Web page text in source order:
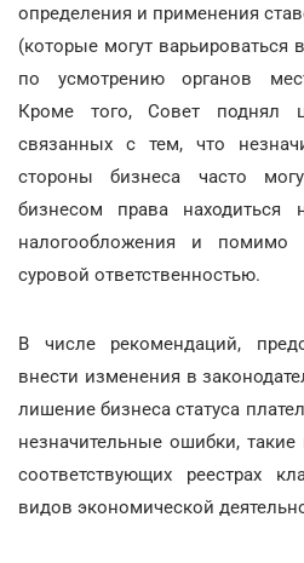
определения и применения
(которые могут варьироваться
по усмотрению органов
Кроме того, Совет поднял
связанных с тем, что
стороны бизнеса часто
бизнесом права находиться
налогообложения и помимо
суровой ответственностью.
В числе рекомендаций,
внести изменения в
лишение бизнеса статуса
незначительные ошибки, такие
соответствующих реестрах
видов экономической